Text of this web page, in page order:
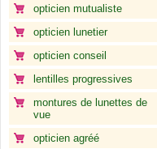
opticien mutualiste
opticien lunetier
opticien conseil
lentilles progressives
montures de lunettes de
vue
opticien agréé